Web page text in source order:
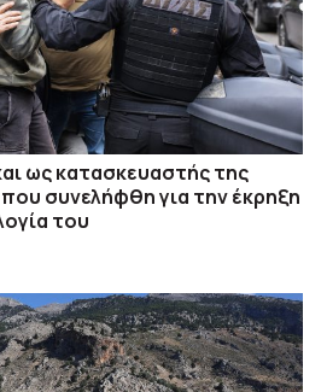
ως κατασκευαστής της
συνελήφθη για την έκρηξη
του